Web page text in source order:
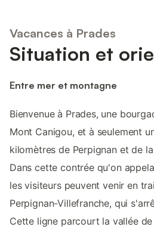
Vacances à Prades
Situation et
Entre mer et montagne
Bienvenue à Prades, une
Mont Canigou, et à seulement
kilomètres de Perpignan et de
Dans cette contrée qu'on
les visiteurs peuvent venir en
Perpignan-Villefranche, qui
Cette ligne parcourt la vallée